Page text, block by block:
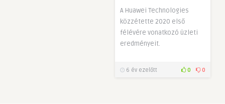
A Huawei Technologies
közzétette 2020 első
félévére vonatkozó üzleti
eredményeit.
6 év ezelőtt 0 0